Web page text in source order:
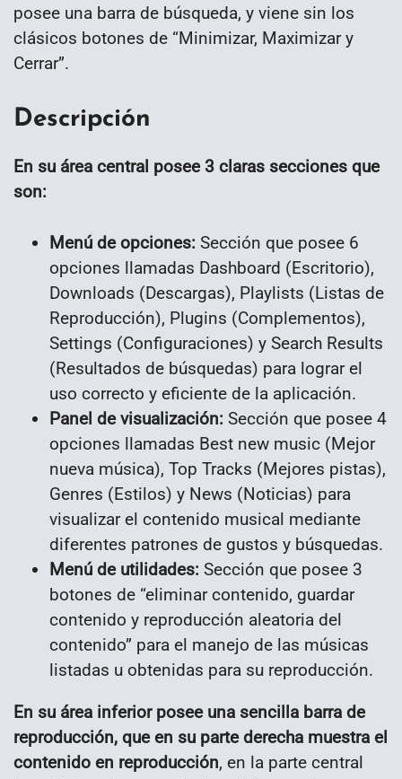
posee una barra de búsqueda, y viene sin los
clásicos botones de “Minimizar, Maximizar y
Cerrar”.
Descripción
En su área central posee 3 claras secciones que
son:
Menú de opciones: Sección que posee 6
opciones llamadas Dashboard (Escritorio),
Downloads (Descargas), Playlists (Listas de
Reproducción), Plugins (Complementos),
Settings (Configuraciones) y Search Results
(Resultados de búsquedas) para lograr el
uso correcto y eficiente de la aplicación.
Panel de visualización: Sección que posee 4
opciones llamadas Best new music (Mejor
nueva música), Top Tracks (Mejores pistas),
Genres (Estilos) y News (Noticias) para
visualizar el contenido musical mediante
diferentes patrones de gustos y búsquedas.
Menú de utilidades: Sección que posee 3
botones de “eliminar contenido, guardar
contenido y reproducción aleatoria del
contenido” para el manejo de las músicas
listadas u obtenidas para su reproducción.
En su área inferior posee una sencilla barra de
reproducción, que en su parte derecha muestra el
contenido en reproducción, en la parte central